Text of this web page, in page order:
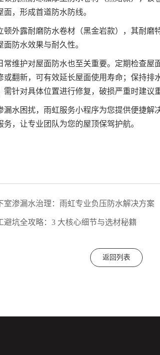
，形成首道防水防线。
顿外露耐磨防水卷材（黑金岩款），其耐磨
面防水效果与耐久性。
常维护对屋面防水也至关重要。定期检查屋
或翻新，可有效延长屋面使用寿命；保持排
需针对具体位置进行修复，破损严重时建议
漏水困扰，雨虹服务小程序为您提供便捷解
务，让专业团队为您的屋顶保驾护航。
室渗漏水治理：雨虹专业负压防水解决方案
避坑全攻略：3 大核心细节与选材秘籍
返回列表